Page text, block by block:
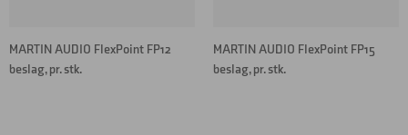
MARTIN AUDIO FlexPoint FP12
beslag, pr. stk.
MARTIN AUDIO FlexPoint FP15
beslag, pr. stk.